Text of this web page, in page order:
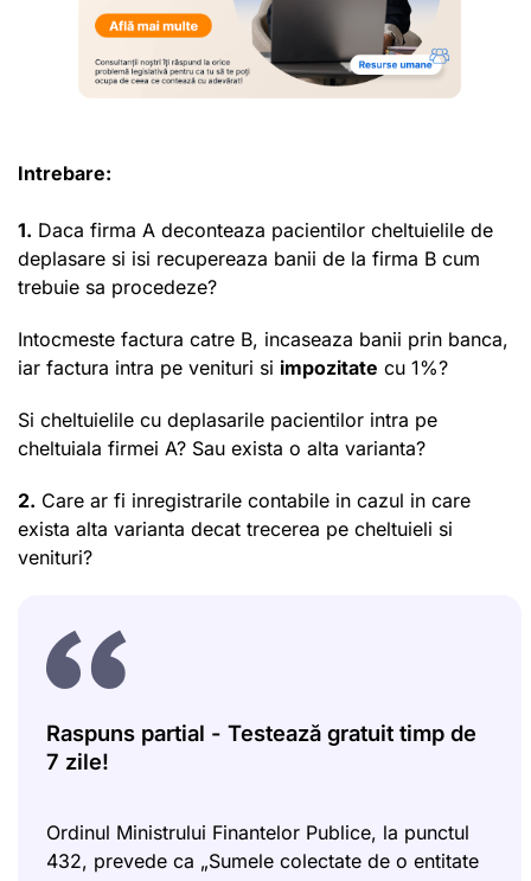
Intrebare:
1. Daca firma A deconteaza pacientilor cheltuielile de
deplasare si isi recupereaza banii de la firma B cum
trebuie sa procedeze?
Intocmeste factura catre B, incaseaza banii prin banca,
iar factura intra pe venituri si impozitate cu 1%?
Si cheltuielile cu deplasarile pacientilor intra pe
cheltuiala firmei A? Sau exista o alta varianta?
2. Care ar fi inregistrarile contabile in cazul in care
exista alta varianta decat trecerea pe cheltuieli si
venituri?
Raspuns partial - Testează gratuit timp de
7 zile!
Ordinul Ministrului Finantelor Publice, la punctul
432, prevede ca „Sumele colectate de o entitate